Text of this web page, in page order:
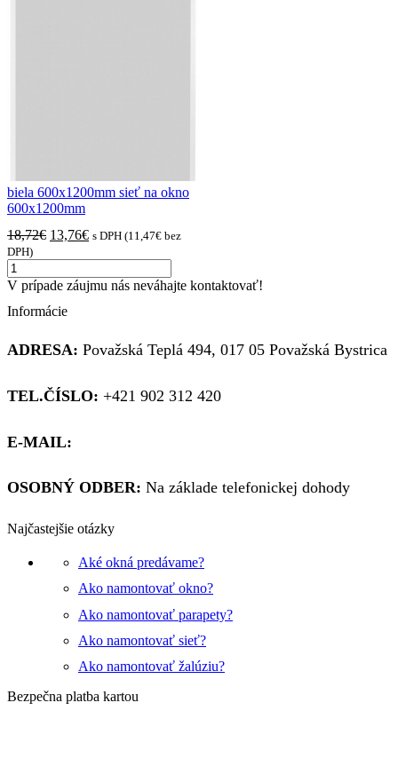
biela 600x1200mm sieť na okno
600x1200mm
18,72€ Pôvodná
18,72€.
13,76€Aktuálna
13,76€.
s DPH (11,47€ bez
DPH)
množstvo
biela
600x1200mm
sieť
okno
V prípade záujmu nás neváhajte kontaktovať!
Informácie
ADRESA: Považská Teplá 494, 017 05 Považská Bystrica
TEL.ČÍSLO: +421 902 312 420
E-MAIL:
OSOBNÝ ODBER: Na základe telefonickej dohody
Najčastejšie otázky
Aké okná predávame?
Ako namontovať okno?
Ako namontovať parapety?
Ako namontovať sieť?
Ako namontovať žalúziu?
Bezpečna platba kartou